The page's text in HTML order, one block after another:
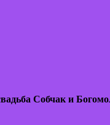
Собчак и